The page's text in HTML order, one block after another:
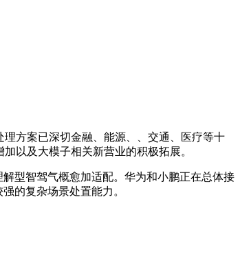
方案已深切金融、能源、、交通、医疗等十
以及大模子相关新营业的积极拓展。
型智驾气概愈加适配。华为和小鹏正在总体接
的复杂场景处置能力。